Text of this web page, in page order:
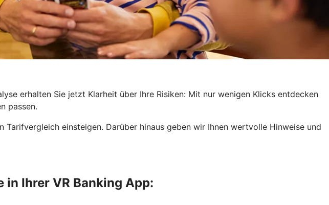
erhalten Sie jetzt Klarheit über Ihre Risiken: Mit nur wenigen Klicks entdecken
passen.
einsteigen. Darüber hinaus geben wir Ihnen wertvolle Hinweise und
in Ihrer VR Banking App: